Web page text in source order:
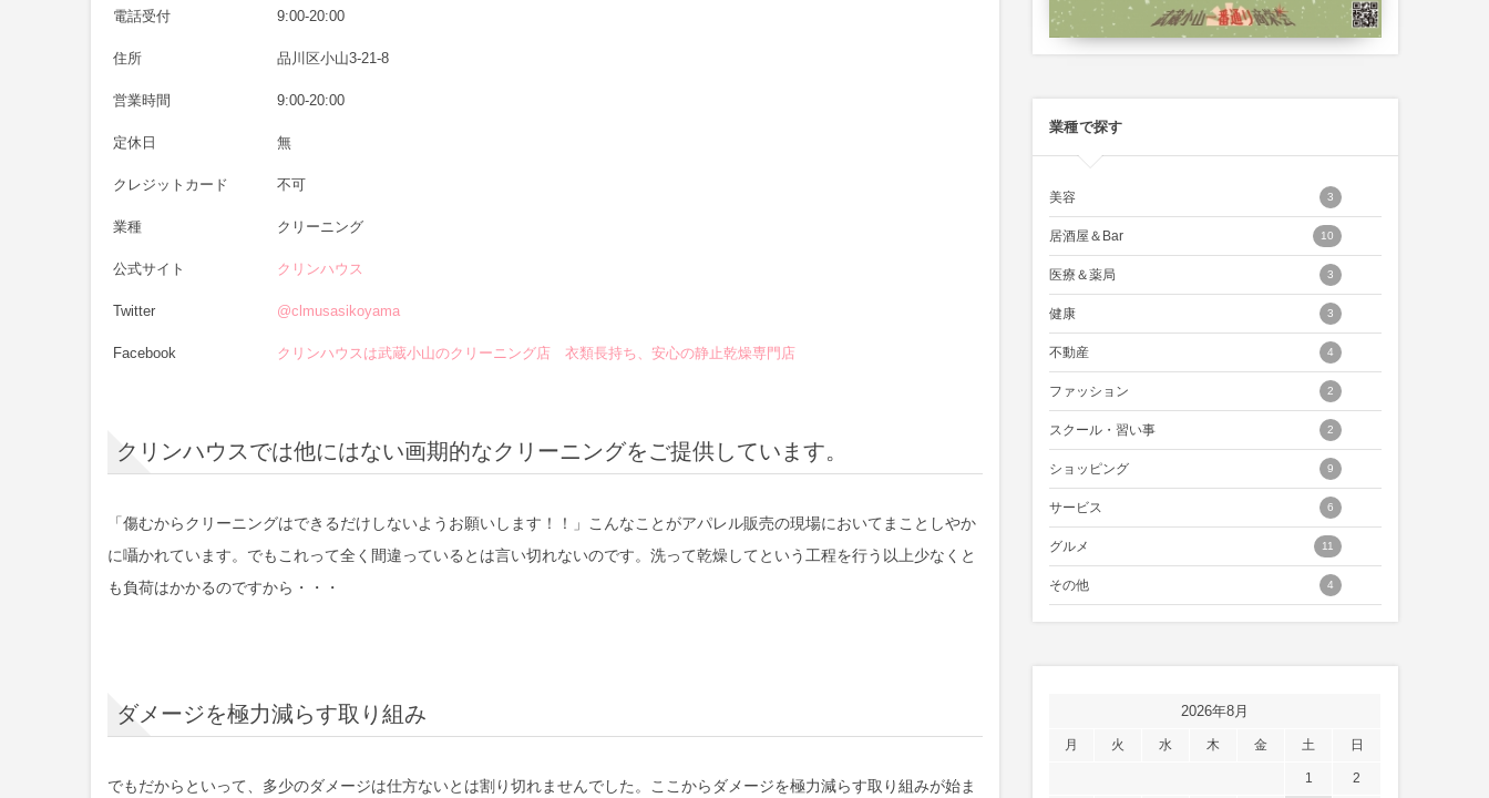
電話受付 9:00-20:00
住所 品川区小山3-21-8
営業時間 9:00-20:00
定休日 無
クレジットカード 不可
業種 クリーニング
公式サイト クリンハウス
Twitter @clmusasikoyama
Facebook クリンハウスは武蔵小山のクリーニング店 衣類長持ち、安心の静止乾燥専門店
クリンハウスでは他にはない画期的なクリーニングをご提供しています。
「傷むからクリーニングはできるだけしないようお願いします！！」こんなことがアパレル販売の現場においてまことしやか
に囁かれています。でもこれって全く間違っているとは言い切れないのです。洗って乾燥してという工程を行う以上少なくと
も負荷はかかるのですから・・・
ダメージを極力減らす取り組み
でもだからといって、多少のダメージは仕方ないとは割り切れませんでした。ここからダメージを極力減らす取り組みが始ま
業種で探す
美容 3
居酒屋＆Bar 10
医療＆薬局 3
健康 3
不動産 4
ファッション 2
スクール・習い事 2
ショッピング 9
サービス 6
グルメ 11
その他 4
2026年8月
月 火 水 木 金 土 日
1 2